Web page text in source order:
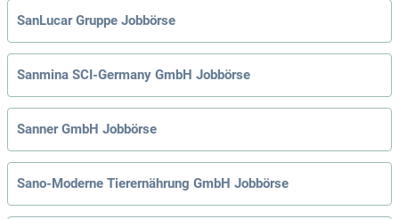
SanLucar Gruppe Jobbörse
Sanmina SCI-Germany GmbH Jobbörse
Sanner GmbH Jobbörse
Sano-Moderne Tierernährung GmbH Jobbörse